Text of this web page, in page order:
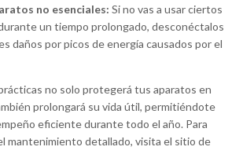
no esenciales: Si no vas a usar ciertos
un tiempo prolongado, desconéctalos
daños por picos de energía causados por el
no solo protegerá tus aparatos en
prolongará su vida útil, permitiéndote
eficiente durante todo el año. Para
mantenimiento detallado, visita el sitio de